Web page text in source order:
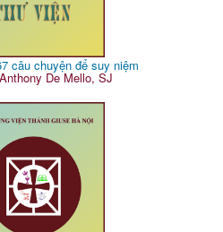
câu chuyện để suy niệm
Anthony De Mello, SJ